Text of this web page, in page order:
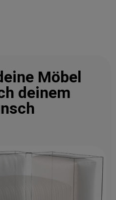
Möbel
deinem